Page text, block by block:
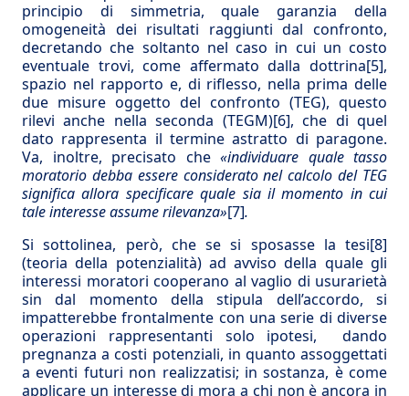
principio di simmetria, quale garanzia della
omogeneità dei risultati raggiunti dal confronto,
decretando che soltanto nel caso in cui un costo
eventuale trovi, come affermato dalla dottrina[5],
spazio nel rapporto e, di riflesso, nella prima delle
due misure oggetto del confronto (TEG), questo
rilevi anche nella seconda (TEGM)[6], che di quel
dato rappresenta il termine astratto di paragone.
Va, inoltre, precisato che «individuare quale tasso
moratorio debba essere considerato nel calcolo del TEG
significa allora specificare quale sia il momento in cui
tale interesse assume rilevanza»[7].
Si sottolinea, però, che se si sposasse la tesi[8]
(teoria della potenzialità) ad avviso della quale gli
interessi moratori cooperano al vaglio di usurarietà
sin dal momento della stipula dell’accordo, si
impatterebbe frontalmente con una serie di diverse
operazioni rappresentanti solo ipotesi, dando
pregnanza a costi potenziali, in quanto assoggettati
a eventi futuri non realizzatisi; in sostanza, è come
applicare un interesse di mora a chi non è ancora in